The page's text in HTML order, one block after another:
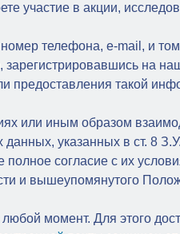
участие в акции,
телефона, e-mail, и
на
такой
или иным образом
указанных в ст. 8
согласие с их
и вышеупомянутого
момент. Для этого